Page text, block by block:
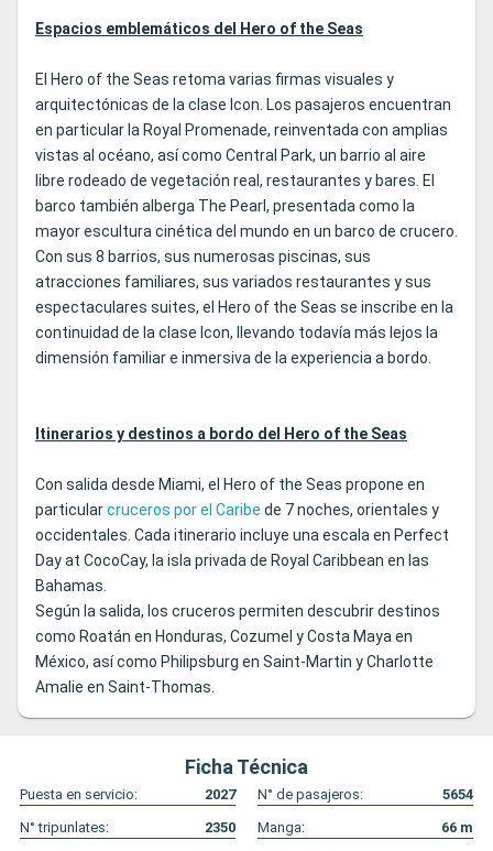
Espacios emblemáticos del Hero of the Seas
El Hero of the Seas retoma varias firmas visuales y
arquitectónicas de la clase Icon. Los pasajeros encuentran
en particular la Royal Promenade, reinventada con amplias
vistas al océano, así como Central Park, un barrio al aire
libre rodeado de vegetación real, restaurantes y bares. El
barco también alberga The Pearl, presentada como la
mayor escultura cinética del mundo en un barco de crucero.
Con sus 8 barrios, sus numerosas piscinas, sus
atracciones familiares, sus variados restaurantes y sus
espectaculares suites, el Hero of the Seas se inscribe en la
continuidad de la clase Icon, llevando todavía más lejos la
dimensión familiar e inmersiva de la experiencia a bordo.
Itinerarios y destinos a bordo del Hero of the Seas
Con salida desde Miami, el Hero of the Seas propone en
particularcruceros por el Caribe de 7 noches, orientales y
occidentales. Cada itinerario incluye una escala en Perfect
Day at CocoCay, la isla privada de Royal Caribbean en las
Bahamas.
Según la salida, los cruceros permiten descubrir destinos
como Roatán en Honduras, Cozumel y Costa Maya en
México, así como Philipsburg en Saint-Martin y Charlotte
Amalie en Saint-Thomas.
Ficha Técnica
Puesta en servicio: 2027 N° de pasajeros:
5654
N° tripunlates:
2350 Manga: 66 m